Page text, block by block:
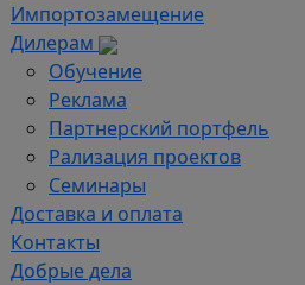
Импортозамещение
Дилерам
Обучение
Реклама
Партнерский портфель
Рализация проектов
Семинары
Доставка и оплата
Контакты
Добрые дела